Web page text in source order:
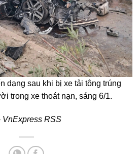
dạng sau khi bị xe tải tông trúng
trong xe thoát nạn, sáng 6/1.
VnExpress RSS